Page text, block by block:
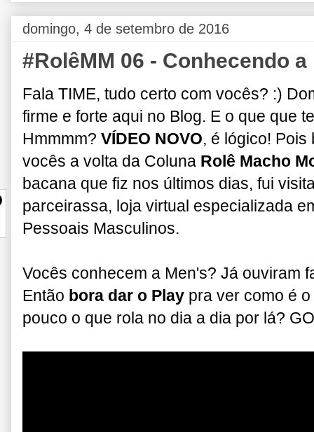
domingo, 4 de setembro de 2016
#RolêMM 06 - Conhecendo a
Fala TIME, tudo certo com vocês? :)
firme e forte aqui no Blog. E o que que
Hmmmm? VÍDEO NOVO, é lógico!
vocês a volta da Coluna Rolê Macho
bacana que fiz nos últimos dias, fui
parceirassa, loja virtual especializada
Pessoais Masculinos.
Vocês conhecem a Men's? Já ouviram
Então bora dar o Play pra ver como é
pouco o que rola no dia a dia por lá?